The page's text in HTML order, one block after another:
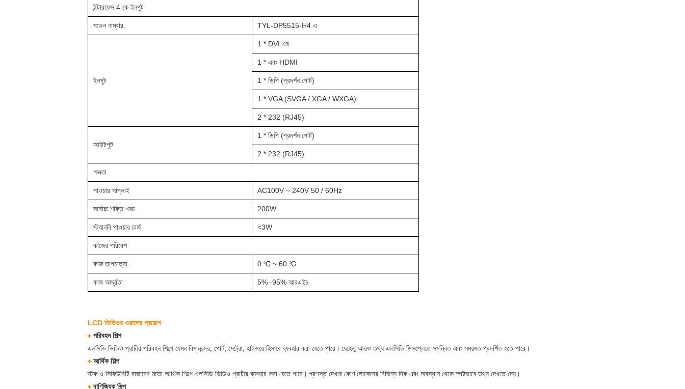
ইন্টারফেস 4 কে ইনপুট
মডেল নাম্বার. TYL-DP5515-H4 এ
ইনপুট
1 * DVI এর
1 * এবং HDMI
1 * ডিপি (প্রদর্শন পোর্ট)
1 * VGA (SVGA / XGA / WXGA)
2 * 232 (RJ45)
আউটপুট
1 * ডিপি (প্রদর্শন পোর্ট)
2 * 232 (RJ45)
ক্ষমতা
পাওয়ার সাপ্লাই AC100V ~ 240V 50 / 60Hz
সর্বোচ্চ শক্তি খরচ 200W
স্ট্যানবি পাওয়ার চার্জ <3W
কাজের পরিবেশ
কাজ তাপমাত্রা 0 ℃ ~ 60 ℃
কাজ আর্দ্রতা 5% -95% আরএইচ
LCD ভিডিওর ওয়ালের প্রয়োগ
♦ পরিবহন শিল্প
এলসিডি ভিডিও প্রাচীর পরিবহন শিল্পে যেমন বিমানবন্দর, পোর্ট, মেট্রো, হাইওয়ে হিসাবে ব্যবহার করা যেতে পারে। যেহেতু আরও তথ্য এলসিডি ডিসপ্লেতে সমন্বিত এবং সময়মত প্রদর্শিত হতে পারে।
♦ আর্থিক শিল্প
স্টক ও সিকিউরিটি বাজারের মতো আর্থিক শিল্পে এলসিডি ভিডিও প্রাচীর ব্যবহার করা যেতে পারে। প্রশস্ত দেখার কোণ লোকেদের বিভিন্ন দিক এবং অবস্থান থেকে স্পষ্টভাবে তথ্য দেখতে দেয়।
♦ বাণিজ্যিক শিল্প